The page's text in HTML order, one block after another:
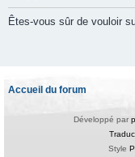
Êtes-vous sûr de vouloir
Accueil du forum
Développé par
Style